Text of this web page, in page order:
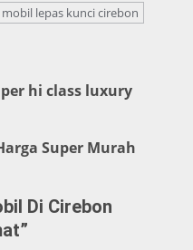
lepas kunci cirebon
hi class luxury
Super Murah
Di Cirebon
”